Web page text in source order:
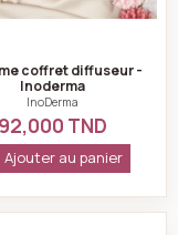
coffret diffuseur -
Inoderma
InoDerma
92,000 TND
Ajouter au panier